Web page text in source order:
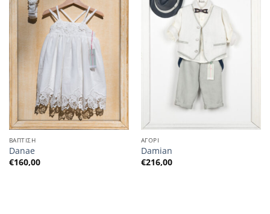
ΒΑΠΤΙΣΗ
Danae
€160,00
ΑΓΟΡΙ
Damian
€216,00